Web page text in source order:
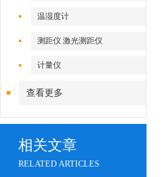
温湿度计
测距仪 激光测距仪
计量仪
查看更多
相关文章
RELATED ARTICLES